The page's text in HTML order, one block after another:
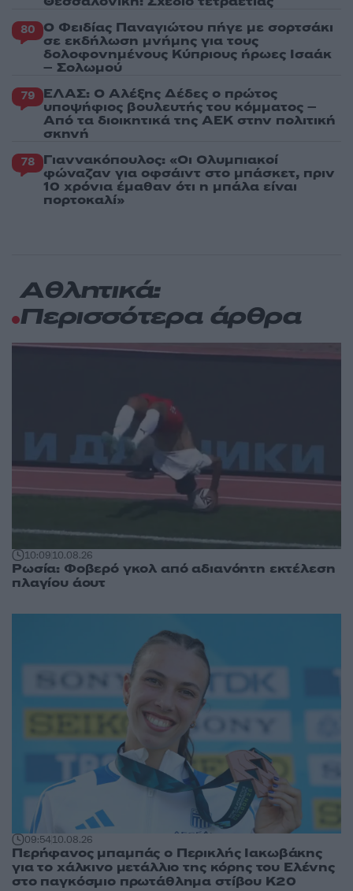
80 Ο Φειδίας Παναγιώτου πήγε με σορτσάκι
σε εκδήλωση μνήμης για τους
δολοφονημένους Κύπριους ήρωες Ισαάκ
– Σολωμού
79 ΕΛΑΣ: Ο Αλέξης Δέδες ο πρώτος
υποψήφιος βουλευτής του κόμματος –
Από τα διοικητικά της ΑΕΚ στην πολιτική
σκηνή
78 Γιαννακόπουλος: «Οι Ολυμπιακοί
φώναζαν για οφσάιντ στο μπάσκετ, πριν
10 χρόνια έμαθαν ότι η μπάλα είναι
πορτοκαλί»
Αθλητικά:
Περισσότερα άρθρα
10:0910.08.26
Ρωσία: Φοβερό γκολ από αδιανόητη εκτέλεση
πλαγίου άουτ
09:5410.08.26
Περήφανος μπαμπάς ο Περικλής Ιακωβάκης
για το χάλκινο μετάλλιο της κόρης του Ελένης
στο παγκόσμιο πρωτάθλημα στίβου Κ20